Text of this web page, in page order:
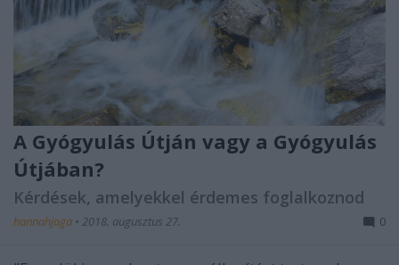
A Gyógyulás Útján vagy a Gyógyulás
Útjában?
Kérdések, amelyekkel érdemes foglalkoznod
hannahjoga • 2018. augusztus 27. 0